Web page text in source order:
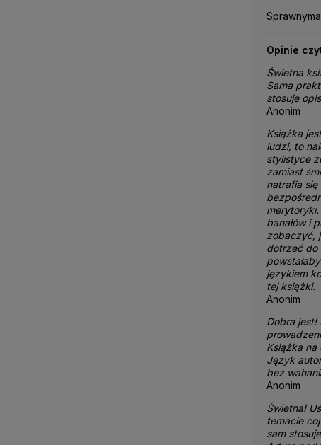
Opinie
Świetna
Sama
stosuje
Anonim
Książka
ludzi, to
stylistyce
zamiast
natrafia się
merytoryki.
banałów i
zobaczyć,
dotrzeć do
językiem
tej książki.
Anonim
Dobra jest!
Książka
Język
bez
Anonim
Świetna!
temacie
sam